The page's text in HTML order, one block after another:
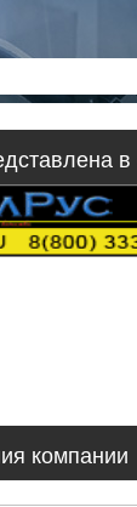
компании